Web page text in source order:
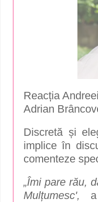
Reacția
Adrian
Discretă și
implice în
comenteze
„Îmi pare rău,
Mulțumesc', a